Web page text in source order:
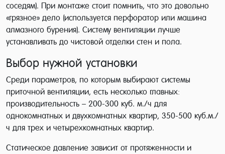
соседям). При монтаже стоит помнить, что это довольно
«грязное» дело (используется перфоратор или машина
алмазного бурения). Систему вентиляции лучше
устанавливать до чистовой отделки стен и пола.
Выбор нужной установки
Среди параметров, по которым выбирают системы
приточной вентиляции, есть несколько главных:
производительность – 200-300 куб. м./ч для
однокомнатных и двухкомнатных квартир, 350-500 куб.м./
ч для трех и четырехкомнатных квартир.
Статическое давление зависит от протяженности и